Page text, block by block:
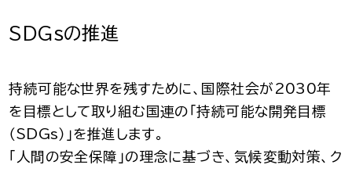
SDGsの推進
持続可能な世界を残すために、国際社会が2030年
を目標として取り組む国連の「持続可能な開発目標
（SDGs）」を推進します。
「人間の安全保障」の理念に基づき、気候変動対策、ク